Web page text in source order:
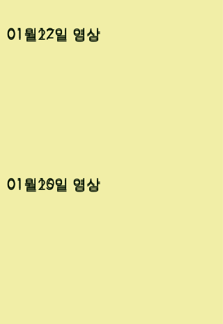
01월27일 영상
01월25일 영상
01월12일 영상
01월10일 영상